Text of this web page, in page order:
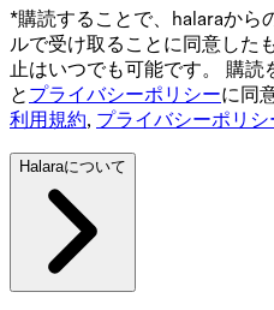
*購読することで、halaraから
ルで受け取ることに同意した
止はいつでも可能です。 購読
と プライバシーポリシーに同
利用規約, プライバシーポリシ
Halaraについて